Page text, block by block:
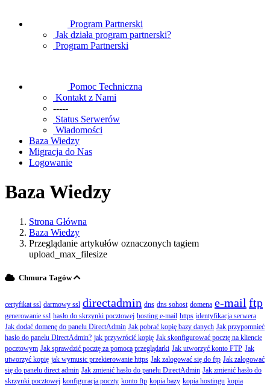
Program Partnerski
Jak działa program partnerski?
Program Partnerski
Pomoc Techniczna
Kontakt z Nami
-----
Status Serwerów
Wiadomości
Baza Wiedzy
Migracja do Nas
Logowanie
Baza Wiedzy
Strona Główna
Baza Wiedzy
Przeglądanie artykułów oznaczonych tagiem
upload_max_filesize
Chmura Tagów
certyfikat ssl darmowy ssl directadmin dns dns sohost domena e-mail ftp
generowanie ssl hasło do skrzynki pocztowej hosting e-mail https identyfikacja serwera
Jak dodać domenę do panelu DirectAdmin Jak pobrać kopię bazy danych Jak przypomnieć
hasło do panelu DirectAdmin? jak przywrócić kopię Jak skonfigurować pocztę na kliencie
pocztowym Jak sprawdzić pocztę za pomocą przeglądarki Jak utworzyć konto FTP Jak
utworzyć kopię jak wymusic przekierowanie https Jak zalogować się do ftp Jak zalogować
się do panelu direct admin Jak zmienić hasło do panelu DirectAdmin Jak zmienić hasło do
skrzynki pocztowej konfiguracja poczty konto ftp kopia bazy kopia hostingu kopia